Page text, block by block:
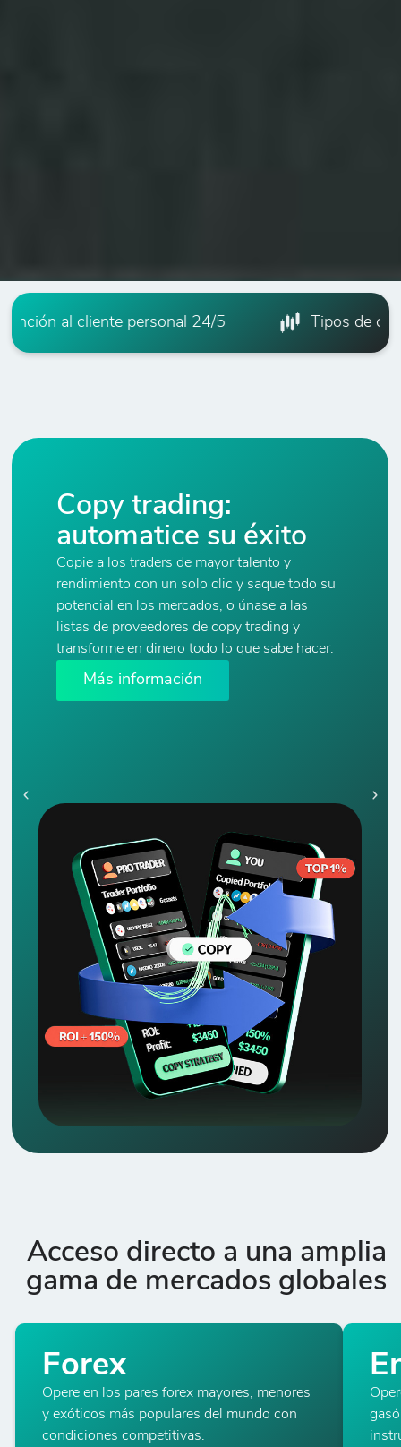
al cliente personal 24/5 Tipos de
Copy trading:
automatice su éxito
Copie a los traders de mayor talento y
rendimiento con un solo clic y saque todo su
potencial en los mercados, o únase a las
listas de proveedores de copy trading y
transforme en dinero todo lo que sabe hacer.
Más información
Acceso directo a una amplia
gama de mercados globales
Forex
Opere en los pares forex mayores, menores
y exóticos más populares del mundo con
condiciones competitivas.